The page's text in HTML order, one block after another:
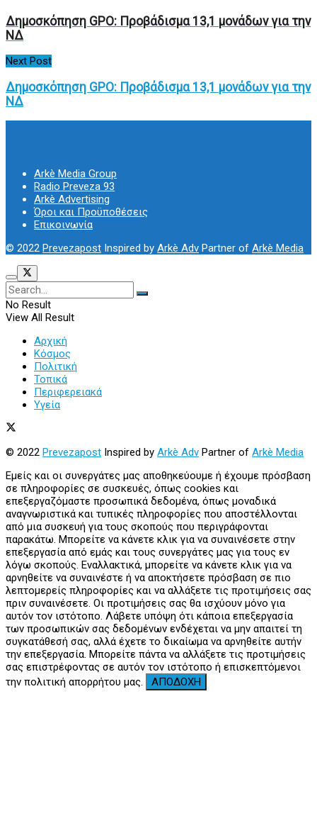
Δημοσκόπηση GPO: Προβάδισμα 13,1 μονάδων για την
ΝΔ
Next Post
Δημοσκόπηση GPO: Προβάδισμα 13,1 μονάδων για την
ΝΔ
Arkè Media Group
Radio Preveza 93
Arkè Advertising
Όροι και Προϋποθέσεις
Επικοινωνία
© 2022 Prevezapost Inspired by Arkè Adv Partner of Arkè Media
No Result
View All Result
Αρχική
Κόσμος
Πολιτική
Τοπικά
Περιφερειακά
Υγεία
© 2022 Prevezapost Inspired by Arkè Adv Partner of Arkè Media
Εμείς και οι συνεργάτες μας αποθηκεύουμε ή έχουμε πρόσβαση
σε πληροφορίες σε συσκευές, όπως cookies και
επεξεργαζόμαστε προσωπικά δεδομένα, όπως μοναδικά
αναγνωριστικά και τυπικές πληροφορίες που αποστέλλονται
από μια συσκευή για τους σκοπούς που περιγράφονται
παρακάτω. Μπορείτε να κάνετε κλικ για να συναινέσετε στην
επεξεργασία από εμάς και τους συνεργάτες μας για τους εν
λόγω σκοπούς. Εναλλακτικά, μπορείτε να κάνετε κλικ για να
αρνηθείτε να συναινέστε ή να αποκτήσετε πρόσβαση σε πιο
λεπτομερείς πληροφορίες και να αλλάξετε τις προτιμήσεις σας
πριν συναινέσετε. Οι προτιμήσεις σας θα ισχύουν μόνο για
αυτόν τον ιστότοπο. Λάβετε υπόψη ότι κάποια επεξεργασία
των προσωπικών σας δεδομένων ενδέχεται να μην απαιτεί τη
συγκατάθεσή σας, αλλά έχετε το δικαίωμα να αρνηθείτε αυτήν
την επεξεργασία. Μπορείτε πάντα να αλλάξετε τις προτιμήσεις
σας επιστρέφοντας σε αυτόν τον ιστότοπο ή επισκεπτόμενοι
την πολιτική απορρήτου μας.
ΑΠΟΔΟΧΗ